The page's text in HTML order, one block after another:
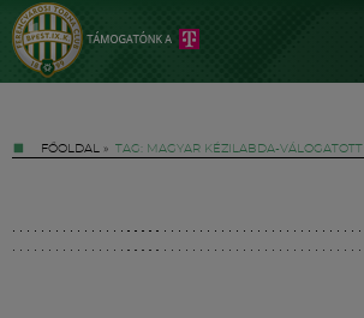
FŐOLDAL » TAG: MAGYAR KÉZILABDA-VÁLOGATOTT